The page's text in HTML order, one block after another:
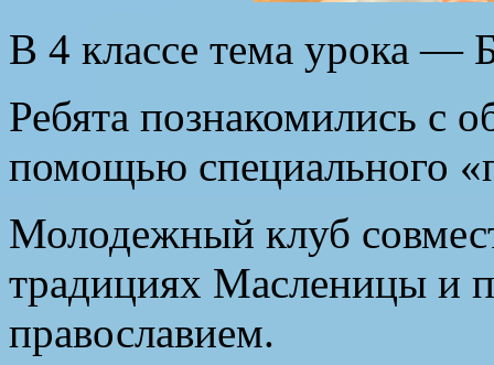
В 4 классе тема урока —
Ребята познакомились с
помощью специального
Молодежный клуб
традициях Масленицы и
православием.